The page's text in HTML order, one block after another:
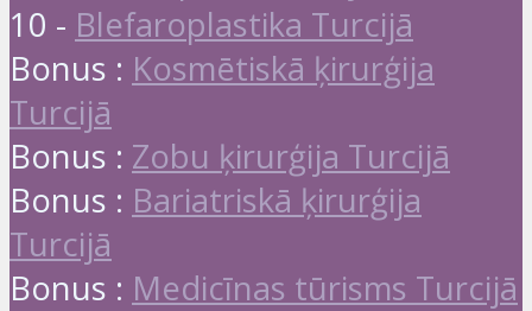
10 - Blefaroplastika Turcijā
Bonus : Kosmētiskā ķirurģija
Turcijā
Bonus : Zobu ķirurģija Turcijā
Bonus : Bariatriskā ķirurģija
Turcijā
Bonus : Medicīnas tūrisms Turcijā